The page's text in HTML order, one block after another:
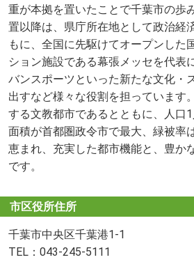
重が本拠を置いたことで千葉市の歩
置以降は、県庁所在地として政治経
もに、全国に先駆けてオープンした
ション施設である幕張メッセを代表
バンスポーツといった新たな文化・
出すなど様々な役割を担っています
する文教都市であるとともに、人口
面積が首都圏政令市で最大、緑被率
恵まれ、充実した都市機能と、豊か
です。
市区役所住所
千葉市中央区千葉港1-1
TEL：043-245-5111